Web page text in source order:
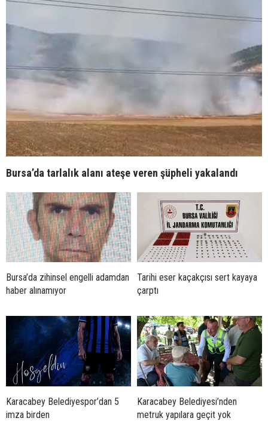
Bursa’da tarlalık alanı ateşe veren şüpheli yakalandı
Bursa’da zihinsel engelli adamdan
haber alınamıyor
Tarihi eser kaçakçısı sert kayaya
çarptı
Karacabey Belediyespor’dan 5
imza birden
Karacabey Belediyesi’nden
metruk yapılara geçit yok